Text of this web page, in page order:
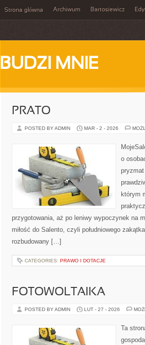
Strona główna Archiwum Bartosiewicz
BUDZI MNIE
PRATO
POSTED BY ADMIN MAR - 2 - 2026
o
którym
przygotowania, aż po leniwy wypoczynek na
miłość do Salento, czyli południowego
rozbudowany […]
CATEGORIES: PRAWO I DOTACJE
FOTOWOLTAIKA
POSTED BY ADMIN LUT - 27 - 2026
Ta